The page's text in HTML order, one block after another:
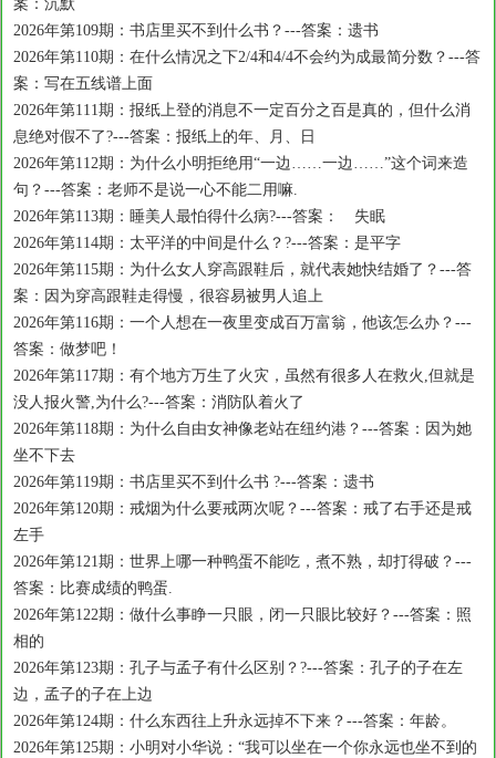
案：沉默
2026年第109期：书店里买不到什么书？---答案：遗书
2026年第110期：在什么情况之下2/4和4/4不会约为成最简分数？---答
案：写在五线谱上面
2026年第111期：报纸上登的消息不一定百分之百是真的，但什么消
息绝对假不了?---答案：报纸上的年、月、日
2026年第112期：为什么小明拒绝用“一边……一边……”这个词来造
句？---答案：老师不是说一心不能二用嘛.
2026年第113期：睡美人最怕得什么病?---答案： 失眠
2026年第114期：太平洋的中间是什么？?---答案：是平字
2026年第115期：为什么女人穿高跟鞋后，就代表她快结婚了？---答
案：因为穿高跟鞋走得慢，很容易被男人追上
2026年第116期：一个人想在一夜里变成百万富翁，他该怎么办？---
答案：做梦吧！
2026年第117期：有个地方万生了火灾，虽然有很多人在救火,但就是
没人报火警,为什么?---答案：消防队着火了
2026年第118期：为什么自由女神像老站在纽约港？---答案：因为她
坐不下去
2026年第119期：书店里买不到什么书 ?---答案：遗书
2026年第120期：戒烟为什么要戒两次呢？---答案：戒了右手还是戒
左手
2026年第121期：世界上哪一种鸭蛋不能吃，煮不熟，却打得破？---
答案：比赛成绩的鸭蛋.
2026年第122期：做什么事睁一只眼，闭一只眼比较好？---答案：照
相的
2026年第123期：孔子与孟子有什么区别？?---答案：孔子的子在左
边，孟子的子在上边
2026年第124期：什么东西往上升永远掉不下来？---答案：年龄。
2026年第125期：小明对小华说：“我可以坐在一个你永远也坐不到的